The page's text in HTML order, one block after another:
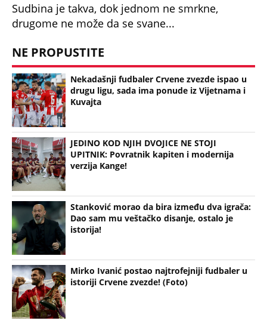
Sudbina je takva, dok jednom ne smrkne,
drugome ne može da se svane...
NE PROPUSTITE
Nekadašnji fudbaler Crvene zvezde ispao u
drugu ligu, sada ima ponude iz Vijetnama i
Kuvajta
JEDINO KOD NJIH DVOJICE NE STOJI
UPITNIK: Povratnik kapiten i modernija
verzija Kange!
Stanković morao da bira između dva igrača:
Dao sam mu veštačko disanje, ostalo je
istorija!
Mirko Ivanić postao najtrofejniji fudbaler u
istoriji Crvene zvezde! (Foto)